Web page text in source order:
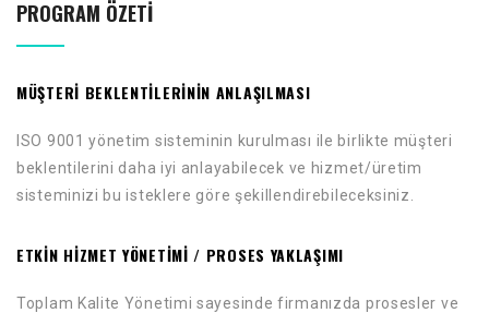
PROGRAM ÖZETI
MÜŞTERİ BEKLENTILERININ ANLAŞILMASI
ISO 9001 yönetim sisteminin kurulması ile birlikte müşteri
beklentilerini daha iyi anlayabilecek ve hizmet/üretim
sisteminizi bu isteklere göre şekillendirebileceksiniz.
ETKIN HIZMET YÖNETIMI / PROSES YAKLAŞIMI
Toplam Kalite Yönetimi sayesinde firmanızda prosesler ve